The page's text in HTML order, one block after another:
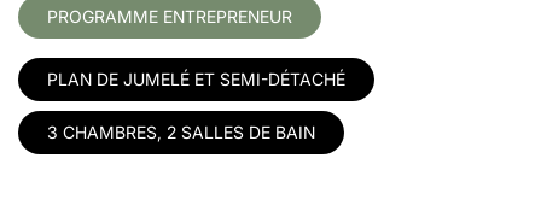
PROGRAMME ENTREPRENEUR
PLAN DE JUMELÉ ET SEMI-DÉTACHÉ
3 CHAMBRES, 2 SALLES DE BAIN